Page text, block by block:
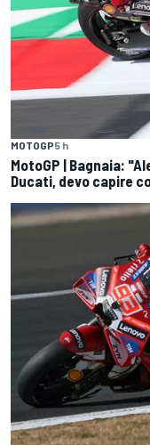
MOTOGP5 h
MotoGP | Bagnaia:
Ducati, devo capire